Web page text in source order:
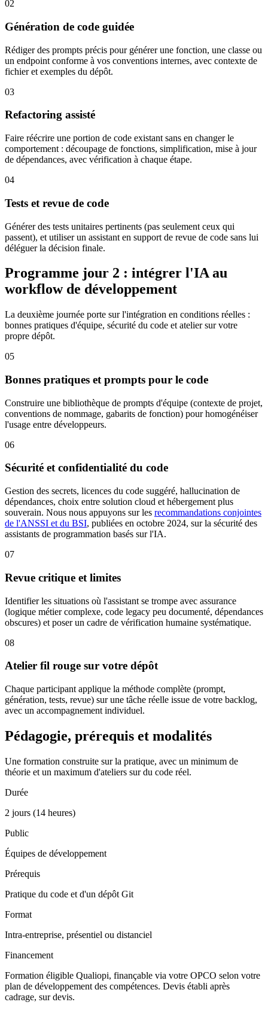
02
Génération de code guidée
Rédiger des prompts précis pour générer une fonction, une classe ou
un endpoint conforme à vos conventions internes, avec contexte de
fichier et exemples du dépôt.
03
Refactoring assisté
Faire réécrire une portion de code existant sans en changer le
comportement : découpage de fonctions, simplification, mise à jour
de dépendances, avec vérification à chaque étape.
04
Tests et revue de code
Générer des tests unitaires pertinents (pas seulement ceux qui
passent), et utiliser un assistant en support de revue de code sans lui
déléguer la décision finale.
Programme jour 2 : intégrer l'IA au
workflow de développement
La deuxième journée porte sur l'intégration en conditions réelles :
bonnes pratiques d'équipe, sécurité du code et atelier sur votre
propre dépôt.
05
Bonnes pratiques et prompts pour le code
Construire une bibliothèque de prompts d'équipe (contexte de projet,
conventions de nommage, gabarits de fonction) pour homogénéiser
l'usage entre développeurs.
06
Sécurité et confidentialité du code
Gestion des secrets, licences du code suggéré, hallucination de
dépendances, choix entre solution cloud et hébergement plus
souverain. Nous nous appuyons sur les recommandations conjointes
de l'ANSSI et du BSI, publiées en octobre 2024, sur la sécurité des
assistants de programmation basés sur l'IA.
07
Revue critique et limites
Identifier les situations où l'assistant se trompe avec assurance
(logique métier complexe, code legacy peu documenté, dépendances
obscures) et poser un cadre de vérification humaine systématique.
08
Atelier fil rouge sur votre dépôt
Chaque participant applique la méthode complète (prompt,
génération, tests, revue) sur une tâche réelle issue de votre backlog,
avec un accompagnement individuel.
Pédagogie, prérequis et modalités
Une formation construite sur la pratique, avec un minimum de
théorie et un maximum d'ateliers sur du code réel.
Durée
2 jours (14 heures)
Public
Équipes de développement
Prérequis
Pratique du code et d'un dépôt Git
Format
Intra-entreprise, présentiel ou distanciel
Financement
Formation éligible Qualiopi, finançable via votre OPCO selon votre
plan de développement des compétences. Devis établi après
cadrage, sur devis.